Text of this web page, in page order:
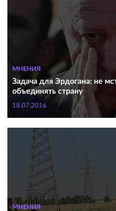
МНЕНИЯ
Задача для Эрдогана: не
объединять страну
18.07.2016
МНЕНИЯ